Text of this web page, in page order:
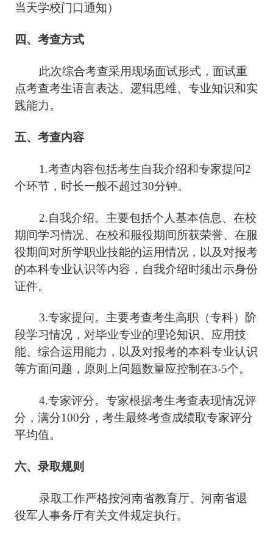
当天学校门口通知）
四、考查方式
此次综合考查采用现场面试形式，面试重
点考查考生语言表达、逻辑思维、专业知识和实
践能力。
五、考查内容
1.考查内容包括考生自我介绍和专家提问2
个环节，时长一般不超过30分钟。
2.自我介绍。主要包括个人基本信息、在校
期间学习情况、在校和服役期间所获荣誉、在服
役期间对所学职业技能的运用情况，以及对报考
的本科专业认识等内容，自我介绍时须出示身份
证件。
3.专家提问。主要考查考生高职（专科）阶
段学习情况，对毕业专业的理论知识、应用技
能、综合运用能力，以及对报考的本科专业认识
等方面问题，原则上问题数量应控制在3-5个。
4.专家评分。专家根据考生考查表现情况评
分，满分100分，考生最终考查成绩取专家评分
平均值。
六、录取规则
录取工作严格按河南省教育厅、河南省退
役军人事务厅有关文件规定执行。